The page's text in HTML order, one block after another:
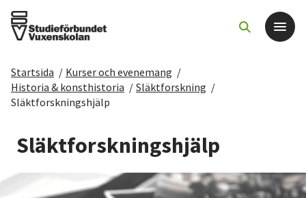
Det här gör vi
Sök kurser och evenemang
Startsida / Kurser och evenemang /
Historia & konsthistoria / Släktforskning /
Släktforskningshjälp
Släktforskningshjälp